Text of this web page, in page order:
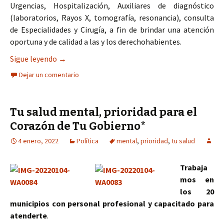
Urgencias, Hospitalización, Auxiliares de diagnóstico
(laboratorios, Rayos X, tomografía, resonancia), consulta
de Especialidades y Cirugía, a fin de brindar una atención
oportuna y de calidad a las y los derechohabientes.
Sigue leyendo IMSS da prioridad a la optimización de los
→
Dejar un comentario
Tu salud mental, prioridad para el
Corazón de Tu Gobierno*
4 enero, 2022 Política mental, prioridad, tu salud
Trabaja
mos en
los 20
municipios con personal profesional y capacitado para
atenderte.